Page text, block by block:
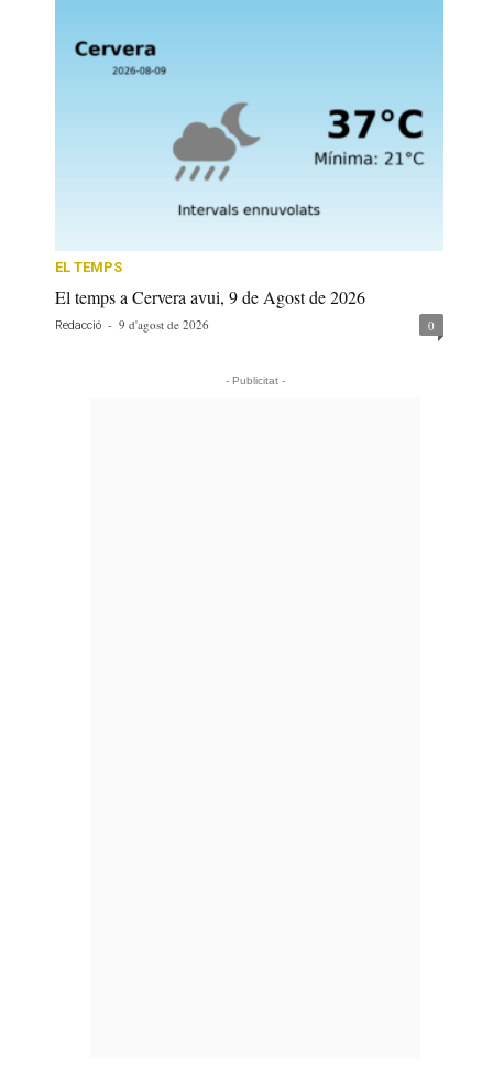
EL TEMPS
El temps a Cervera avui, 9 de Agost de 2026
Redacció - 9 d'agost de 2026 0
- Publicitat -